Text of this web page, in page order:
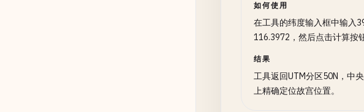
如何使用
在工具的纬度输入框中输入
116.3972，然后点击计算按钮
结果
工具返回UTM分区50N，中
上精确定位故宫位置。